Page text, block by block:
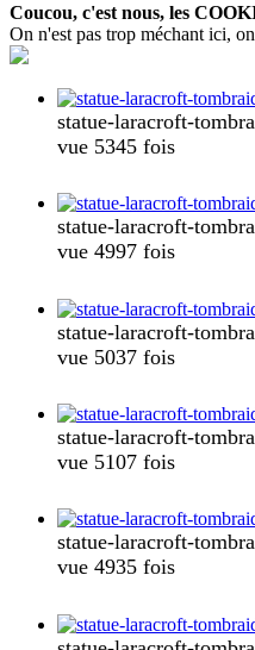
Coucou, c'est nous, les
On n'est pas trop méchant ici,
statue-laracroft-
vue 5345 fois
statue-laracroft-
vue 4997 fois
statue-laracroft-
vue 5037 fois
statue-laracroft-
vue 5107 fois
statue-laracroft-
vue 4935 fois